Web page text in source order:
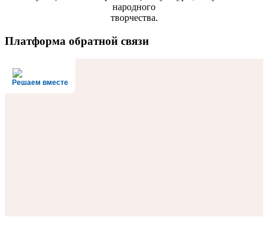
народного
творчества.
Платформа обратной связи
Решаем вместе